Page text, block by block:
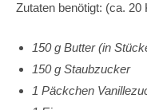
Zutaten benötigt: (ca. 20
150 g Butter (in
150 g Staubzucker
1 Päckchen